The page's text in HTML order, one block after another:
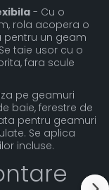
- Cu o
rola acopera o
pentru un geam
taie usor cu o
fara scule
pe geamuri
baie, ferestre de
pentru geamuri
Se aplica
incluse.